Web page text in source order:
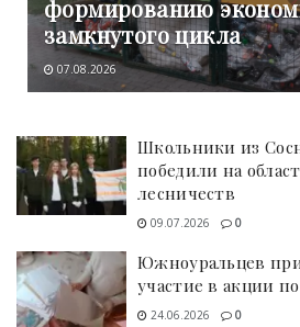
формированию
замкнутого цикла
07.08.2026
Школьники из
победили на
лесничеств
09.07.2026 0
Южноуральцев
участие в акции
24.06.2026 0